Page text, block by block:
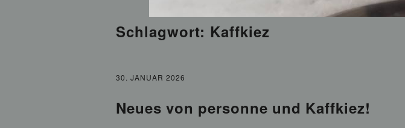
Schlagwort: Kaffkiez
30. JANUAR 2026
Neues von personne und Kaffkiez!